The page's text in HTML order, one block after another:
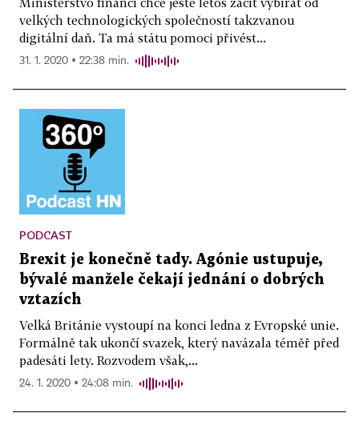
velkých technologických společností takzvanou
digitální daň. Ta má státu pomoci přivést...
31. 1. 2020 ▪ 22:38 min.
PODCAST
Brexit je konečně tady. Agónie ustupuje,
bývalé manžele čekají jednání o dobrých
vztazích
Velká Británie vystoupí na konci ledna z Evropské unie.
Formálně tak ukončí svazek, který navázala téměř před
padesáti lety. Rozvodem však,...
24. 1. 2020 ▪ 24:08 min.